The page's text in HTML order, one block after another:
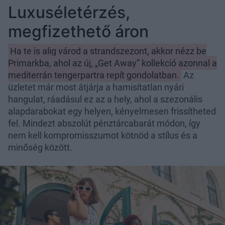
Luxuséletérzés,
megfizethető áron
Ha te is alig várod a strandszezont, akkor nézz be
Primarkba, ahol az új, „Get Away” kollekció azonnal a
mediterrán tengerpartra repít gondolatban. Az
üzletet már most átjárja a hamisítatlan nyári
hangulat, ráadásul ez az a hely, ahol a szezonális
alapdarabokat egy helyen, kényelmesen frissítheted
fel. Mindezt abszolút pénztárcabarát módon, így
nem kell kompromisszumot kötnöd a stílus és a
minőség között.